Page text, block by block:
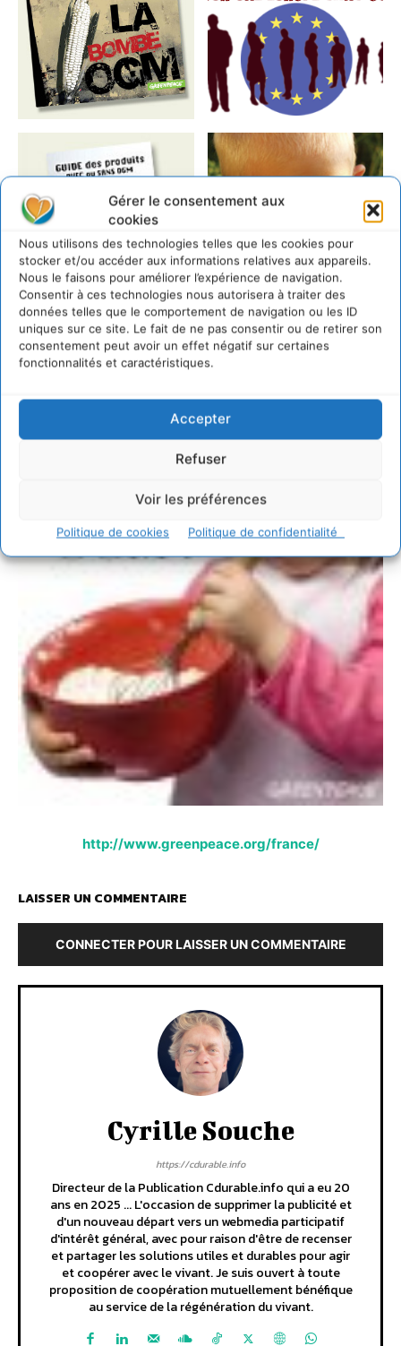
Gérer le consentement aux
cookies
Nous utilisons des technologies telles que les cookies pour
stocker et/ou accéder aux informations relatives aux appareils.
Nous le faisons pour améliorer l’expérience de navigation.
Consentir à ces technologies nous autorisera à traiter des
données telles que le comportement de navigation ou les ID
uniques sur ce site. Le fait de ne pas consentir ou de retirer son
consentement peut avoir un effet négatif sur certaines
fonctionnalités et caractéristiques.
Accepter
Refuser
Voir les préférences
Politique de cookies Politique de confidentialité
http://www.greenpeace.org/france/
LAISSER UN COMMENTAIRE
CONNECTER POUR LAISSER UN COMMENTAIRE
Cyrille Souche
https://cdurable.info
Directeur de la Publication Cdurable.info qui a eu 20
ans en 2025 ... L'occasion de supprimer la publicité et
d'un nouveau départ vers un webmedia participatif
d'intérêt général, avec pour raison d'être de recenser
et partager les solutions utiles et durables pour agir
et coopérer avec le vivant. Je suis ouvert à toute
proposition de coopération mutuellement bénéfique
au service de la régénération du vivant.